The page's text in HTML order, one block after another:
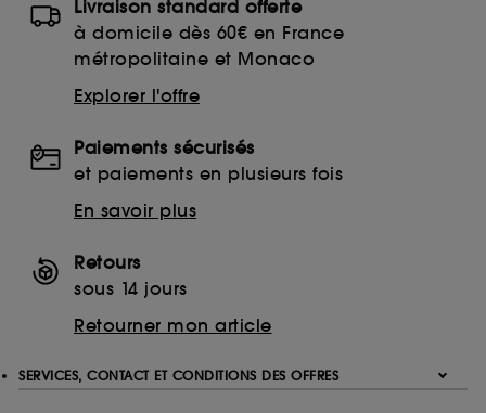
Livraison standard offerte
à domicile dès 60€ en France
métropolitaine et Monaco
Explorer l'offre
Paiements sécurisés
et paiements en plusieurs fois
En savoir plus
Retours
sous 14 jours
Retourner mon article
SERVICES, CONTACT ET CONDITIONS DES OFFRES